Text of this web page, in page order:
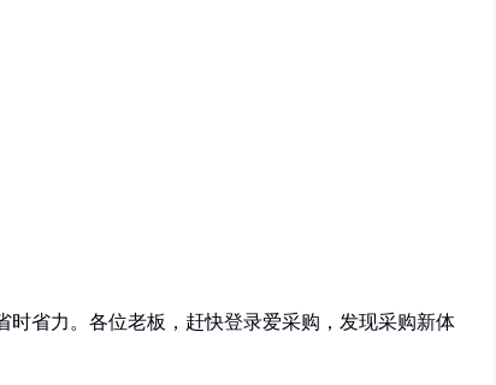
省力。各位老板，赶快登录爱采购，发现采购新体